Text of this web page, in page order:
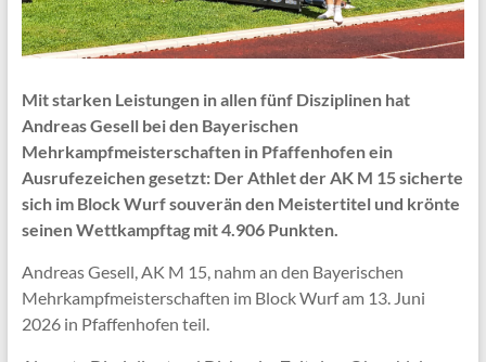
Mit starken Leistungen in allen fünf Disziplinen hat
Andreas Gesell bei den Bayerischen
Mehrkampfmeisterschaften in Pfaffenhofen ein
Ausrufezeichen gesetzt: Der Athlet der AK M 15 sicherte
sich im Block Wurf souverän den Meistertitel und krönte
seinen Wettkampftag mit 4.906 Punkten.
Andreas Gesell, AK M 15, nahm an den Bayerischen
Mehrkampfmeisterschaften im Block Wurf am 13. Juni
2026 in Pfaffenhofen teil.